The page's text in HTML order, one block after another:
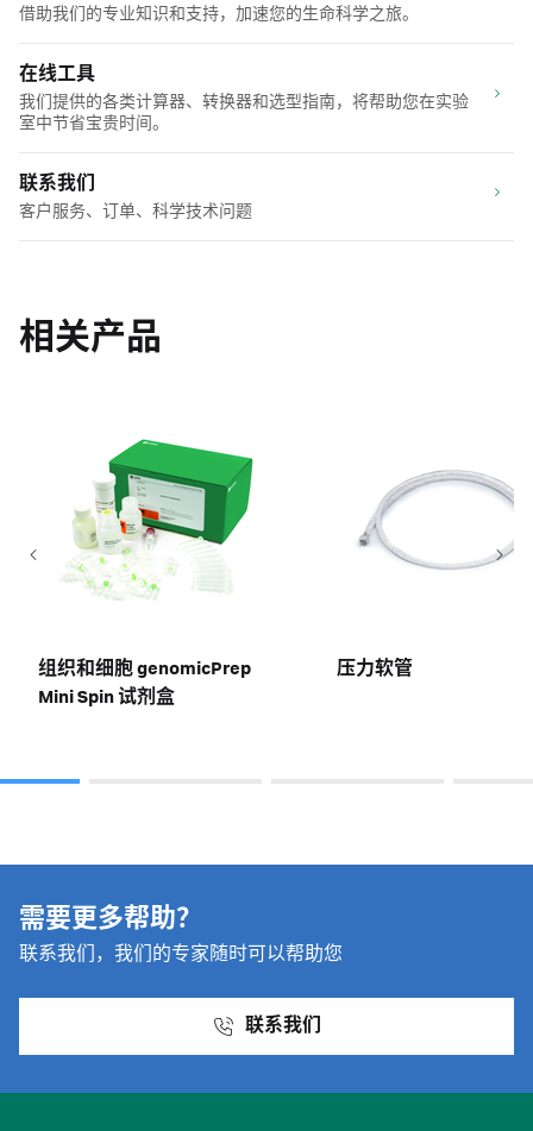
借助我们的专业知识和支持，加速您的生命科学之旅。
在线工具
我们提供的各类计算器、转换器和选型指南，将帮助您在实验
室中节省宝贵时间。
联系我们
客户服务、订单、科学技术问题
相关产品
组织和细胞 genomicPrep
Mini Spin 试剂盒
压力软管
需要更多帮助？
联系我们，我们的专家随时可以帮助您
联系我们